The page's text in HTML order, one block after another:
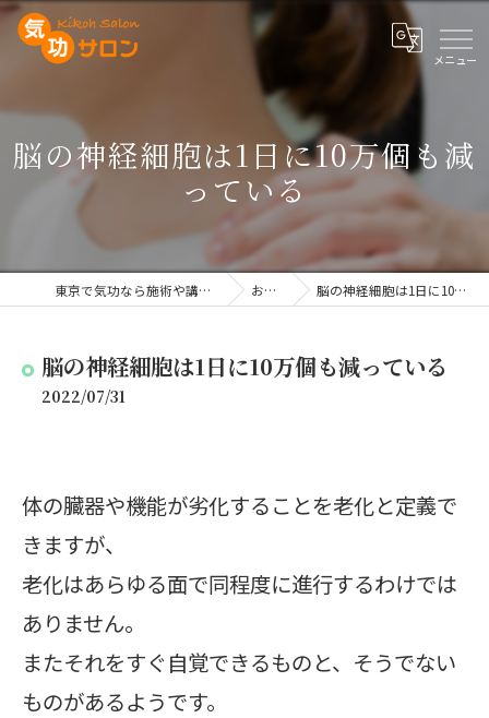
脳の神経細胞は1日に10万個も減
っている
東京で気功なら施術や講座を行う気功サロン お知らせ 脳の神経細胞は1日に10万個も減っている
脳の神経細胞は1日に10万個も減っている
2022/07/31
体の臓器や機能が劣化することを老化と定義で
きますが、
老化はあらゆる面で同程度に進行するわけでは
ありません。
またそれをすぐ自覚できるものと、そうでない
ものがあるようです。